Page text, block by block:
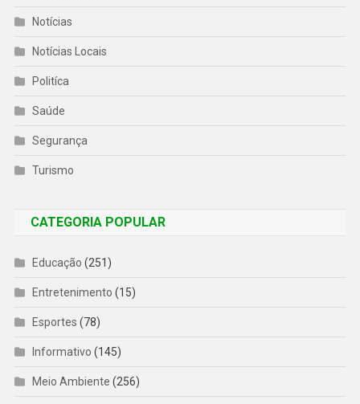
Notícias
Notícias Locais
Politíca
Saúde
Segurança
Turismo
CATEGORIA POPULAR
Educação (251)
Entretenimento (15)
Esportes (78)
Informativo (145)
Meio Ambiente (256)